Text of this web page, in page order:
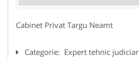
Cabinet Privat Targu Neamt
Categorie: Expert tehnic judiciar